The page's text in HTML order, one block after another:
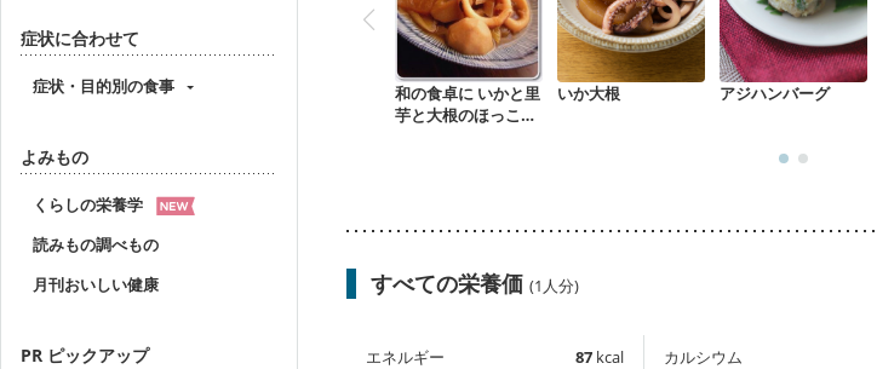
症状に合わせて
症状・目的別の食事
よみもの
くらしの栄養学
読みもの調べもの
月刊おいしい健康
PR ピックアップ
和の食卓に いかと里
芋と大根のほっこり
いか大根 アジハンバーグ
すべての栄養価 (1人分)
エネルギー 87 kcal
カルシウム